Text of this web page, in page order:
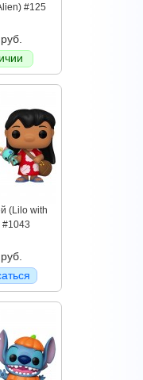
#125
(Lilo with
#1043